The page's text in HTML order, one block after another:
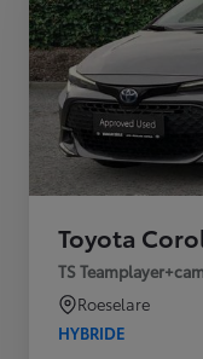
Toyota
TS
Roeselare
HYBRIDE